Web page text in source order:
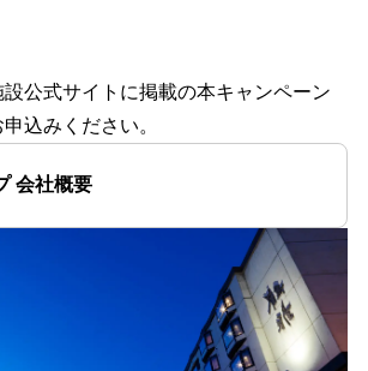
公式サイトに掲載の本キャンペーン
込みください。
会社概要